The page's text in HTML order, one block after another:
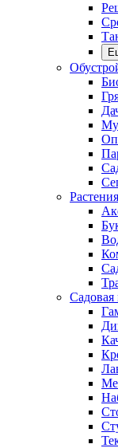
Растения
Садовая